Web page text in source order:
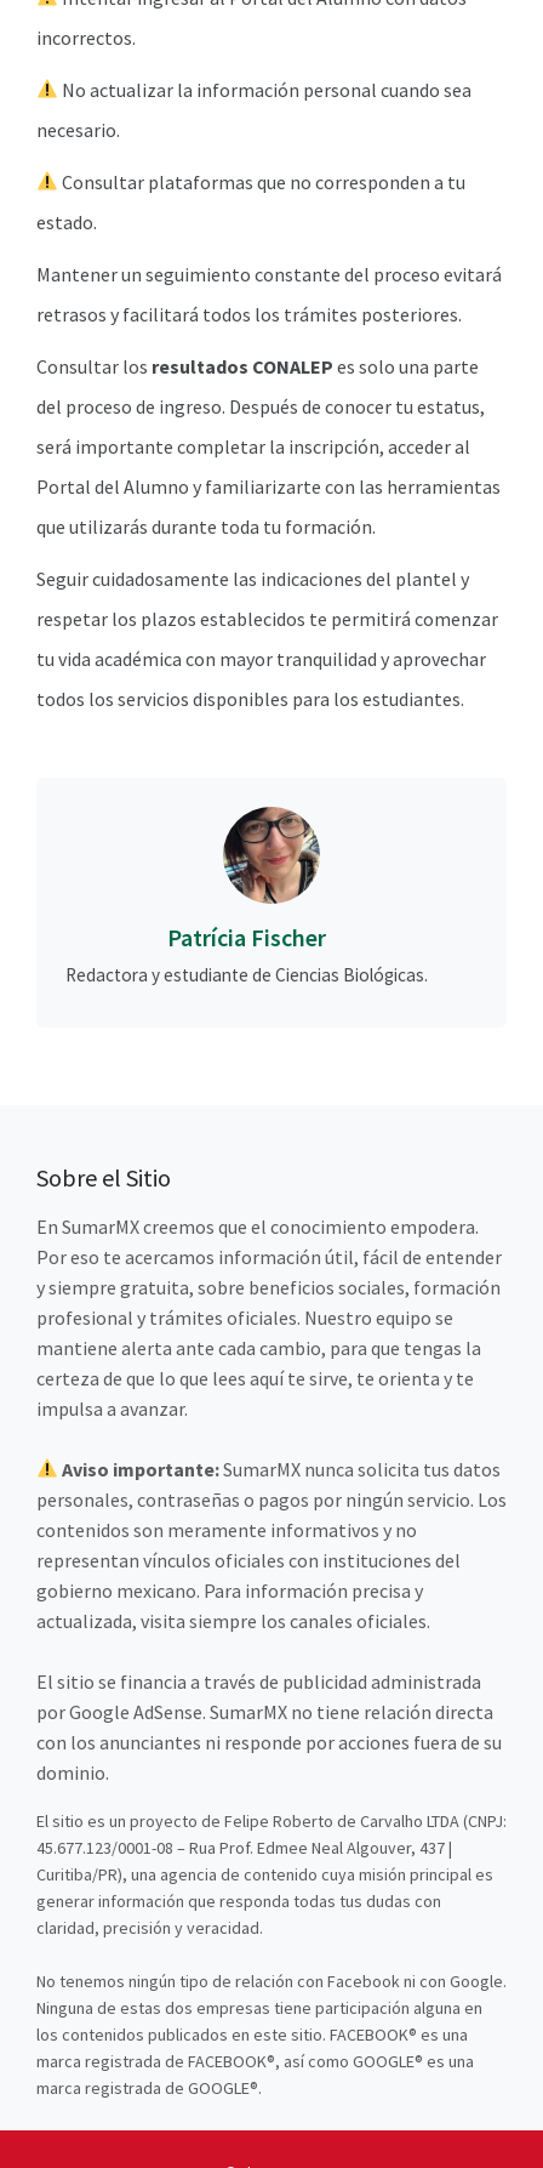
incorrectos.
No actualizar la información personal cuando sea
necesario.
Consultar plataformas que no corresponden a tu
estado.
Mantener un seguimiento constante del proceso evitará
retrasos y facilitará todos los trámites posteriores.
Consultar los resultados CONALEP es solo una parte
del proceso de ingreso. Después de conocer tu estatus,
será importante completar la inscripción, acceder al
Portal del Alumno y familiarizarte con las herramientas
que utilizarás durante toda tu formación.
Seguir cuidadosamente las indicaciones del plantel y
respetar los plazos establecidos te permitirá comenzar
tu vida académica con mayor tranquilidad y aprovechar
todos los servicios disponibles para los estudiantes.
Patrícia Fischer
Redactora y estudiante de Ciencias Biológicas.
Sobre el Sitio
En SumarMX creemos que el conocimiento empodera.
Por eso te acercamos información útil, fácil de entender
y siempre gratuita, sobre beneficios sociales, formación
profesional y trámites oficiales. Nuestro equipo se
mantiene alerta ante cada cambio, para que tengas la
certeza de que lo que lees aquí te sirve, te orienta y te
impulsa a avanzar.
Aviso importante:SumarMX nunca solicita tus datos
personales, contraseñas o pagos por ningún servicio. Los
contenidos son meramente informativos y no
representan vínculos oficiales con instituciones del
gobierno mexicano. Para información precisa y
actualizada, visita siempre los canales oficiales.
El sitio se financia a través de publicidad administrada
por Google AdSense. SumarMX no tiene relación directa
con los anunciantes ni responde por acciones fuera de su
dominio.
El sitio es un proyecto de Felipe Roberto de Carvalho LTDA (CNPJ:
45.677.123/0001-08 – Rua Prof. Edmee Neal Algouver, 437 |
Curitiba/PR), una agencia de contenido cuya misión principal es
generar información que responda todas tus dudas con
claridad, precisión y veracidad.
No tenemos ningún tipo de relación con Facebook ni con Google.
Ninguna de estas dos empresas tiene participación alguna en
los contenidos publicados en este sitio. FACEBOOK® es una
marca registrada de FACEBOOK®, así como GOOGLE® es una
marca registrada de GOOGLE®.